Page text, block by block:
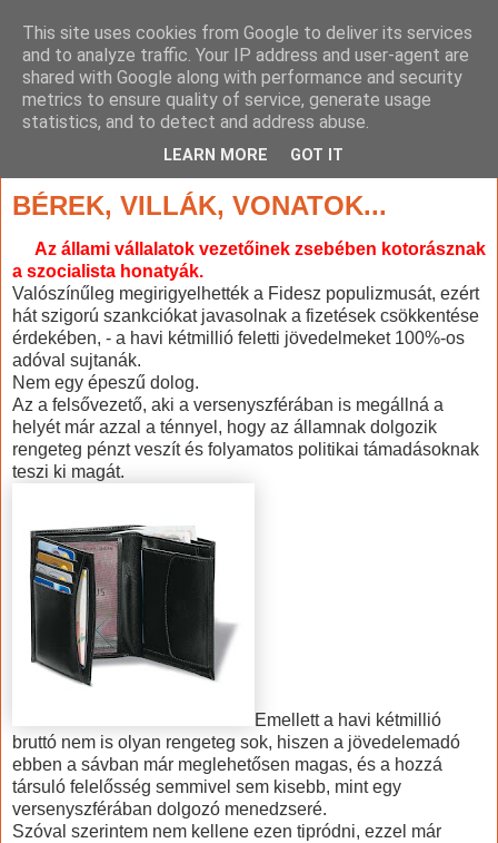
BÉREK, VILLÁK, VONATOK...
Az állami vállalatok vezetőinek zsebében kotorásznak
a szocialista honatyák.
Valószínűleg megirigyelhették a Fidesz populizmusát, ezért
hát szigorú szankciókat javasolnak a fizetések csökkentése
érdekében, - a havi kétmillió feletti jövedelmeket 100%-os
adóval sujtanák.
Nem egy épeszű dolog.
Az a felsővezető, aki a versenyszférában is megállná a
helyét már azzal a ténnyel, hogy az államnak dolgozik
rengeteg pénzt veszít és folyamatos politikai támadásoknak
teszi ki magát.
Emellett a havi kétmillió
bruttó nem is olyan rengeteg sok, hiszen a jövedelemadó
ebben a sávban már meglehetősen magas, és a hozzá
társuló felelősség semmivel sem kisebb, mint egy
versenyszférában dolgozó menedzseré.
Szóval szerintem nem kellene ezen tipródni, ezzel már
This site uses cookies from Google to deliver its services
and to analyze traffic. Your IP address and user-agent are
shared with Google along with performance and security
metrics to ensure quality of service, generate usage
statistics, and to detect and address abuse.
LEARN MORE GOT IT